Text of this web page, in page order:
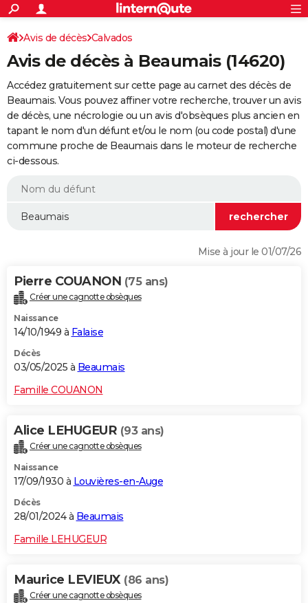
ACTUALITÉS
Politique
Société
Faits Divers
Education
Monde
Villes
+
SPORT
Coupe du monde 2026
Football
Tennis
Cyclisme
Rugby
Forum
Programme TV
TNT
Streaming
Cinéma
Sorties cinéma
Musique
+
FINANCE
Retraite
Epargne
Immobilier
Risques naturels par ville
Assurance
AUTO
Essais
Réserver un essai
Citadines
Berlines
SUV
Forum auto
+HIGH-TECH
BRICOLAGE
WEEK-END
Alimentation
Guide de la santé
Maladies
Médicaments
Sommeil
VOYAGE
Destinations
City break
Voyage nature
Voyage de noces
Forum
Climat
+PHOTO
GUIDES D'ACHAT
Carte de Noël
Carte Bonne année
Carte Saint-Valentin
Carte Pâques
Carte d'anniversaire
DICTIONNAIRE
Dictionnaire
Biographies
Citations
Expressions
Proverbes
PROGRAMME TV
S'inscrire
Se connecter
Lycées
Collèges
Primaires
Universités
Entreprises
Service militaire
Avis de recherche
AVIS DE DÉCÈS
FORUM
Bricolage
Avis de décès Calvados
Avis de décès à Beaumais (14620)
Accédez gratuitement sur cette page au carnet des décès de
Beaumais. Vous pouvez affiner votre recherche, trouver un avis
de décès, une nécrologie ou un avis d'obsèques plus ancien en
tapant le nom d'un défunt et/ou le nom (ou code postal) d'une
commune proche de Beaumais dans le moteur de recherche
ci-dessous.
Mise à jour le 01/07/26
Pierre COUANON (75 ans)
Créer une cagnotte obsèques
Naissance
14/10/1949 à Falaise
Décès
03/05/2025 à Beaumais
Famille COUANON
Alice LEHUGEUR (93 ans)
Créer une cagnotte obsèques
Naissance
17/09/1930 à Louvières-en-Auge
Décès
28/01/2024 à Beaumais
Famille LEHUGEUR
Maurice LEVIEUX (86 ans)
Créer une cagnotte obsèques